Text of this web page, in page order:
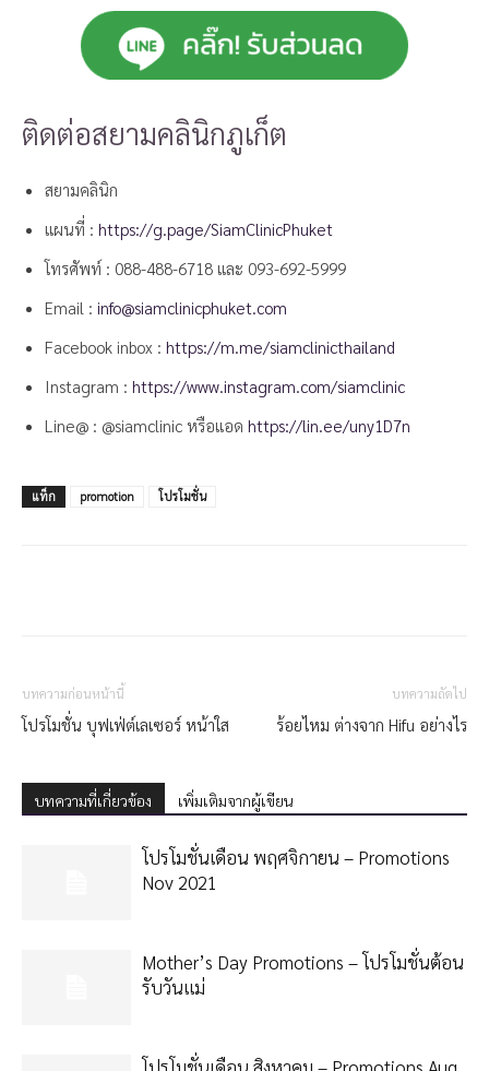
ติดต่อสยามคลินิกภูเก็ต
สยามคลินิก
แผนที่ : https://g.page/SiamClinicPhuket
โทรศัพท์ : 088-488-6718 และ 093-692-5999
Email : info@siamclinicphuket.com
Facebook inbox : https://m.me/siamclinicthailand
Instagram : https://www.instagram.com/siamclinic
Line@ : @siamclinic หรือแอด https://lin.ee/uny1D7n
แท็ก promotion โปรโมชั่น
บทความก่อนหน้านี้
โปรโมชั่น บุฟเฟ่ต์เลเซอร์ หน้าใส
บทความถัดไป
ร้อยไหม ต่างจาก Hifu อย่างไร
บทความที่เกี่ยวข้อง เพิ่มเติมจากผู้เขียน
โปรโมชั่นเดือน พฤศจิกายน – Promotions
Nov 2021
Mother’s Day Promotions – โปรโมชั่นต้อน
รับวันเเม่